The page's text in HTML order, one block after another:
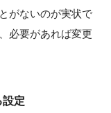
がないのが実状で
必要があれば変更
設定